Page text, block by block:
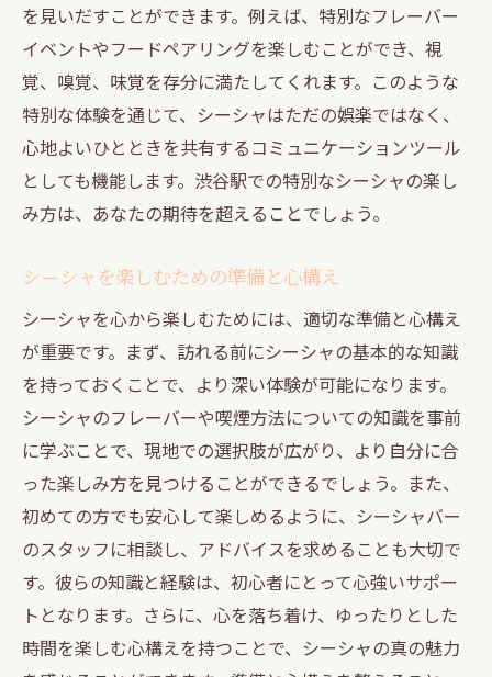
を見いだすことができます。例えば、特別なフレーバー
イベントやフードペアリングを楽しむことができ、視
覚、嗅覚、味覚を存分に満たしてくれます。このような
特別な体験を通じて、シーシャはただの娯楽ではなく、
心地よいひとときを共有するコミュニケーションツール
としても機能します。渋谷駅での特別なシーシャの楽し
み方は、あなたの期待を超えることでしょう。
シーシャを楽しむための準備と心構え
シーシャを心から楽しむためには、適切な準備と心構え
が重要です。まず、訪れる前にシーシャの基本的な知識
を持っておくことで、より深い体験が可能になります。
シーシャのフレーバーや喫煙方法についての知識を事前
に学ぶことで、現地での選択肢が広がり、より自分に合
った楽しみ方を見つけることができるでしょう。また、
初めての方でも安心して楽しめるように、シーシャバー
のスタッフに相談し、アドバイスを求めることも大切で
す。彼らの知識と経験は、初心者にとって心強いサポー
トとなります。さらに、心を落ち着け、ゆったりとした
時間を楽しむ心構えを持つことで、シーシャの真の魅力